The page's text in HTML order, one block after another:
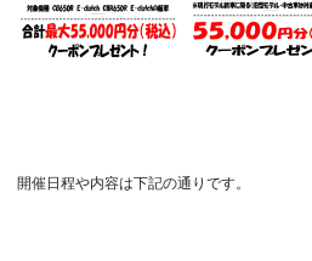
開催日程や内容は下記の通りです。